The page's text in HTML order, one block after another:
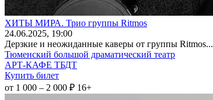
ХИТЫ МИРА. Трио группы Ritmos
24.06.2025, 19:00
Дерзкие и неожиданные каверы от группы Ritmos...
Тюменский большой драматический театр
АРТ-КАФЕ ТБДТ
Купить билет
от 1 000 – 2 000 ₽ 16+